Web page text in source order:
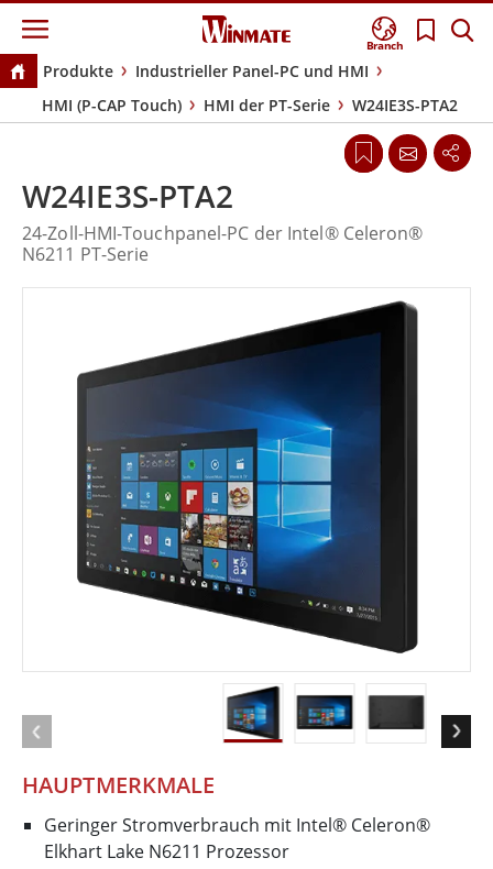
Branch
Produkte
Industrieller Panel-PC und HMI
HMI (P-CAP Touch)
HMI der PT-Serie W24IE3S-PTA2
HAUPTMERKMALE
Geringer Stromverbrauch mit Intel® Celeron®
Elkhart Lake N6211 Prozessor
W24IE3S-PTA2
24-Zoll-HMI-Touchpanel-PC der Intel® Celeron®
N6211 PT-Serie